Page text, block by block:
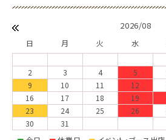
2026/08
日 月 火 水
2
3 4 5
9
10 11 12
16
17 18 19
23
24 25 26
30
31